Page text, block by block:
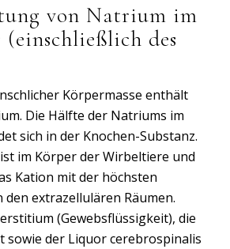
von Natrium im
des
Körpermasse enthält
Die Hälfte der Natriums im
sich in der Knochen-Substanz.
im Körper der Wirbeltiere und
Kation mit der höchsten
extrazellulären Räumen.
(Gewebsflüssigkeit), die
sowie der Liquor cerebrospinalis